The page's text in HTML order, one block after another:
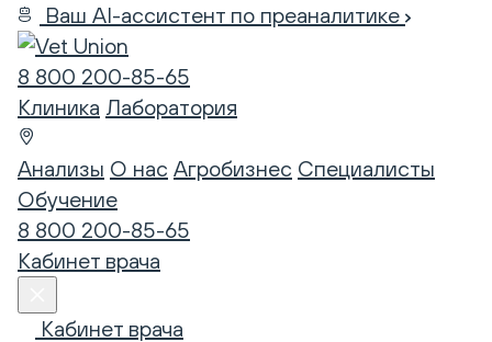
Ваш AI-ассистент по преаналитике
8 800 200-85-65
Клиника Лаборатория
Анализы О нас Агробизнес Специалисты
Обучение
8 800 200-85-65
Кабинет врача
Кабинет врача